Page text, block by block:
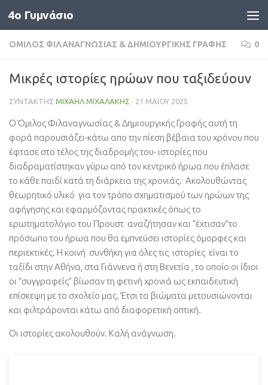
Skip to content
4o Γυμνάσιο
ΌΜΙΛΟΣ ΦΙΛΑΝΑΓΝΩΣΊΑΣ & ΔΗΜΙΟΥΡΓΙΚΉΣ ΓΡΑΦΉΣ 0
Μικρές ιστορίες ηρώων που ταξιδεύουν
ΣΥΝΤΆΚΤΗΣ ΜΙΧΑΉΛ ΜΙΧΑΛΆΚΗΣ · 21 ΜΑΪ́ΟΥ 2025
Ο Όμιλος Φιλαναγνωσίας & Δημιουργικής Γραφής αυτή τη
φορά παρουσιάζει-κάτω απο την πίεση βέβαια του χρόνου που
έφτασε στο τέλος της διαδρομής του- ιστορίες που
διαδραματίστηκαν γύρω από τον κεντρικό ήρωα που έπλασε
το κάθε παιδί κατά τη διάρκεια της χρονιάς. Ακολουθώντας
θεωρητικό υλικό για τον τρόπο σχηματισμού των ηρώων της
αφήγησης και εφαρμόζοντας πρακτικές όπως το
ερωτηματολόγιο του Προυστ αναζήτησαν και “έχτισαν”το
πρόσωπο του ήρωα που θα εμπνεύσει ιστορίες όμορφες και
περιεκτικές. Η κοινή συνθήκη για όλες τις ιστορίες είναι το
ταξίδι στην Αθήνα, στα Γιάννενα ή στη Βενετία , το οποίο οι ίδιοι
οι “συγγραφείς” βίωσαν τη φετινή χρονιά ως εκπαιδευτική
επίσκεψη με το σχολείο μας. Έτσι τα βιώματα μετουσιώνονται
και φιλτράρονται κάτω από διαφορετική οπτική.
Οι ιστορίες ακολουθούν. Καλή ανάγνωση.